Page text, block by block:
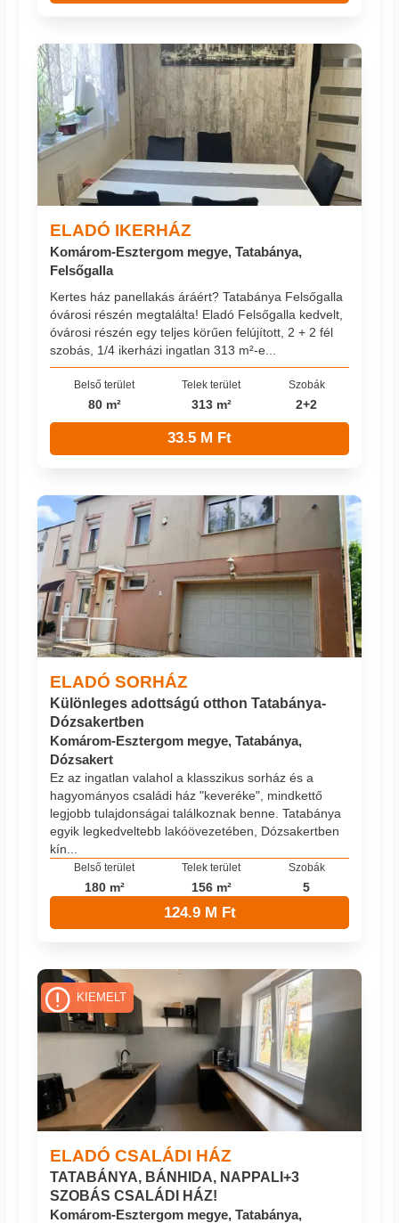
ELADÓ IKERHÁZ
Komárom-Esztergom megye, Tatabánya,
Felsőgalla
Kertes ház panellakás áráért? Tatabánya Felsőgalla
óvárosi részén megtalálta! Eladó Felsőgalla kedvelt,
óvárosi részén egy teljes körűen felújított, 2 + 2 fél
szobás, 1/4 ikerházi ingatlan 313 m²-e...
Belső terület
80 m²
Telek terület
313 m²
Szobák
2+2
33.5 M Ft
ELADÓ SORHÁZ
Különleges adottságú otthon Tatabánya-
Dózsakertben
Komárom-Esztergom megye, Tatabánya,
Dózsakert
Ez az ingatlan valahol a klasszikus sorház és a
hagyományos családi ház "keveréke", mindkettő
legjobb tulajdonságai találkoznak benne. Tatabánya
egyik legkedveltebb lakóövezetében, Dózsakertben
kín...
Belső terület
180 m²
Telek terület
156 m²
Szobák
5
124.9 M Ft
ELADÓ CSALÁDI HÁZ
TATABÁNYA, BÁNHIDA, NAPPALI+3
SZOBÁS CSALÁDI HÁZ!
Komárom-Esztergom megye, Tatabánya,
KIEMELT